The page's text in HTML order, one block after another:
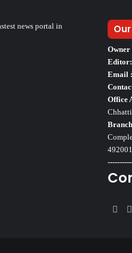
news portal in
Owner
Editor:
Email :
Office
492001